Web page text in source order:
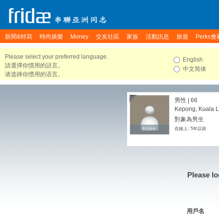
新聞&特寫 時尚娛樂 Money 交友社區 家族 活動訊息 旅遊 Perks會
Please select your preferred language.
請選擇你慣用的語言。
请选择你惯用的语言。
English
中文简体
Kslee
Kslee
男性 | 66
Kepong, Kuala
對象為男生
在線上: 5年以前
Please
用戶名